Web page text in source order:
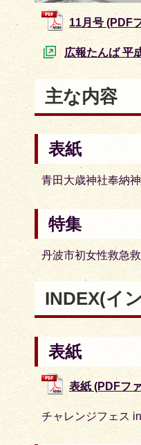
11月号 (PDF
広報たんば 平
主な内容
表紙
青田大歳神社奉納
特集
丹波市初女性救急
INDEX(イ
表紙
表紙 (PDFフ
チャレンジフェス in